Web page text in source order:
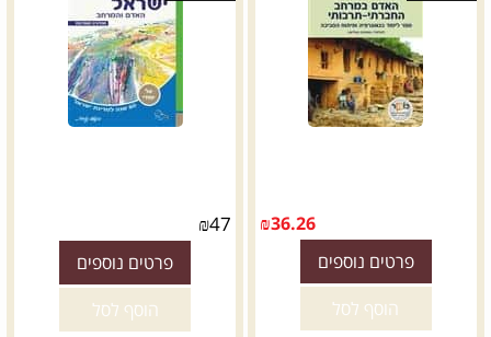
₪36.26
פרטים נוספים
הוסף לסל
₪47
פרטים נוספים
הוסף לסל